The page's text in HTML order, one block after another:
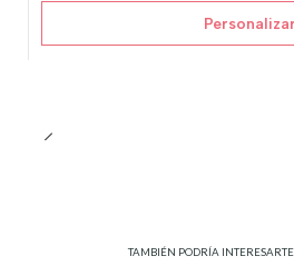
Personalizar
TAMBIÉN PODRÍA